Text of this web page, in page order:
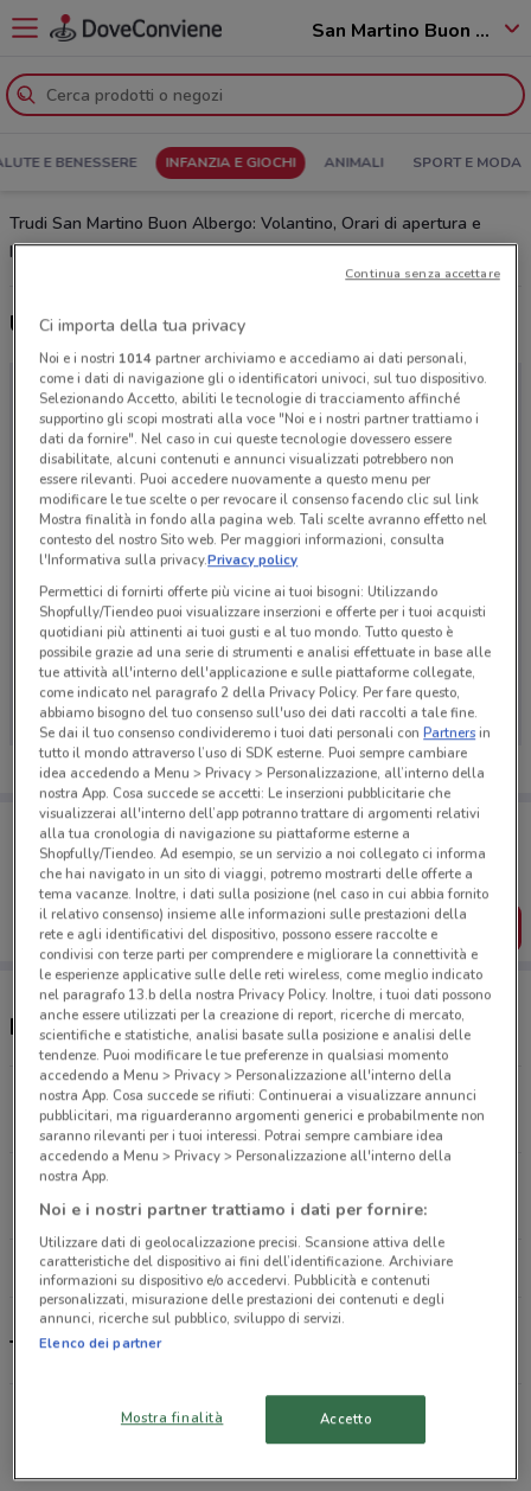
San Martino Buon Albergo - 37036
E BENESSERE INFANZIA E GIOCHI ANIMALI SPORT E MODA
Trudi San Martino Buon Albergo: Volantino, Orari di apertura e
Indirizzi
Ultime offerte del volantino Trudi
Ci dispiace, al momento non abbiamo pubblicato
volantini nella tua zona. Riprova più tardi.
Porta DoveConviene sempre con te!
Puoi trovare le migliori offerte dei negozi vicino a te,
salvarle e creare la tua lista del risparmio, comodamente
dal tuo cellulare.
SCARICA L’APP
Negozi Trudi a San Martino Buon Albergo
GALLERIA PELLICCIAI Monteforte D'alpone
15 km
VIA AUGUSTO RUFFO, 4 Arcole
16.4 km
Tutti i negozi Trudi
Trudi, offerte e negozi
Offerte volantini e cataloghi per città nelle vicinanze
Ci importa della tua privacy
Noi e i nostri 1014partner archiviamo e accediamo ai dati personali,
come i dati di navigazione gli o identificatori univoci, sul tuo dispositivo.
Selezionando Accetto, abiliti le tecnologie di tracciamento affinché
supportino gli scopi mostrati alla voce "Noi e i nostri partner trattiamo i
dati da fornire". Nel caso in cui queste tecnologie dovessero essere
disabilitate, alcuni contenuti e annunci visualizzati potrebbero non
essere rilevanti. Puoi accedere nuovamente a questo menu per
modificare le tue scelte o per revocare il consenso facendo clic sul link
Mostra finalità in fondo alla pagina web. Tali scelte avranno effetto nel
contesto del nostro Sito web. Per maggiori informazioni, consulta
l'Informativa sulla privacy.Privacy policy
Permettici di fornirti offerte più vicine ai tuoi bisogni: Utilizzando
Shopfully/Tiendeo puoi visualizzare inserzioni e offerte per i tuoi acquisti
quotidiani più attinenti ai tuoi gusti e al tuo mondo. Tutto questo è
possibile grazie ad una serie di strumenti e analisi effettuate in base alle
tue attività all'interno dell'applicazione e sulle piattaforme collegate,
come indicato nel paragrafo 2 della Privacy Policy. Per fare questo,
abbiamo bisogno del tuo consenso sull'uso dei dati raccolti a tale fine.
Se dai il tuo consenso condivideremo i tuoi dati personali conPartnersin
tutto il mondo attraverso l’uso di SDK esterne. Puoi sempre cambiare
idea accedendo a Menu > Privacy > Personalizzazione, all’interno della
nostra App. Cosa succede se accetti: Le inserzioni pubblicitarie che
visualizzerai all'interno dell’app potranno trattare di argomenti relativi
alla tua cronologia di navigazione su piattaforme esterne a
Shopfully/Tiendeo. Ad esempio, se un servizio a noi collegato ci informa
che hai navigato in un sito di viaggi, potremo mostrarti delle offerte a
tema vacanze. Inoltre, i dati sulla posizione (nel caso in cui abbia fornito
il relativo consenso) insieme alle informazioni sulle prestazioni della
rete e agli identificativi del dispositivo, possono essere raccolte e
condivisi con terze parti per comprendere e migliorare la connettività e
le esperienze applicative sulle delle reti wireless, come meglio indicato
nel paragrafo 13.b della nostra Privacy Policy. Inoltre, i tuoi dati possono
anche essere utilizzati per la creazione di report, ricerche di mercato,
scientifiche e statistiche, analisi basate sulla posizione e analisi delle
tendenze. Puoi modificare le tue preferenze in qualsiasi momento
accedendo a Menu > Privacy > Personalizzazione all'interno della
nostra App. Cosa succede se rifiuti: Continuerai a visualizzare annunci
pubblicitari, ma riguarderanno argomenti generici e probabilmente non
saranno rilevanti per i tuoi interessi. Potrai sempre cambiare idea
accedendo a Menu > Privacy > Personalizzazione all'interno della
nostra App.
Noi e i nostri partner trattiamo i dati per fornire:
Utilizzare dati di geolocalizzazione precisi. Scansione attiva delle
caratteristiche del dispositivo ai fini dell’identificazione. Archiviare
informazioni su dispositivo e/o accedervi. Pubblicità e contenuti
personalizzati, misurazione delle prestazioni dei contenuti e degli
annunci, ricerche sul pubblico, sviluppo di servizi.
Elenco dei partner
Mostra finalità Accetto
Continua senza accettare